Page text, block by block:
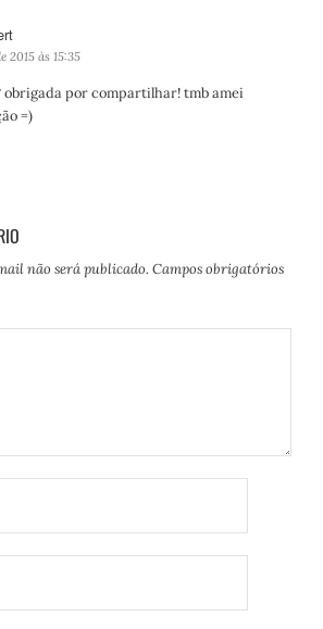
i
s
e
2015 às 15:35
por compartilhar! tmb amei
=)
não será publicado. Campos obrigatórios